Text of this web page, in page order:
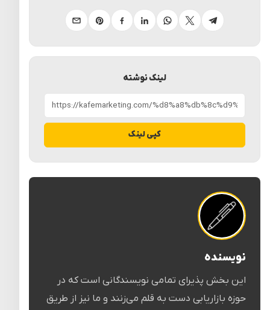
لینک نوشته
کپی لینک
تلگرامایکسواتساپلینکدینفیسبوکپینترستایمیل
نویسنده
این بخش پذیرای تمامی نویسندگانی است که در
حوزه بازاریابی دست به قلم می‌زنند و ما نیز از طریق